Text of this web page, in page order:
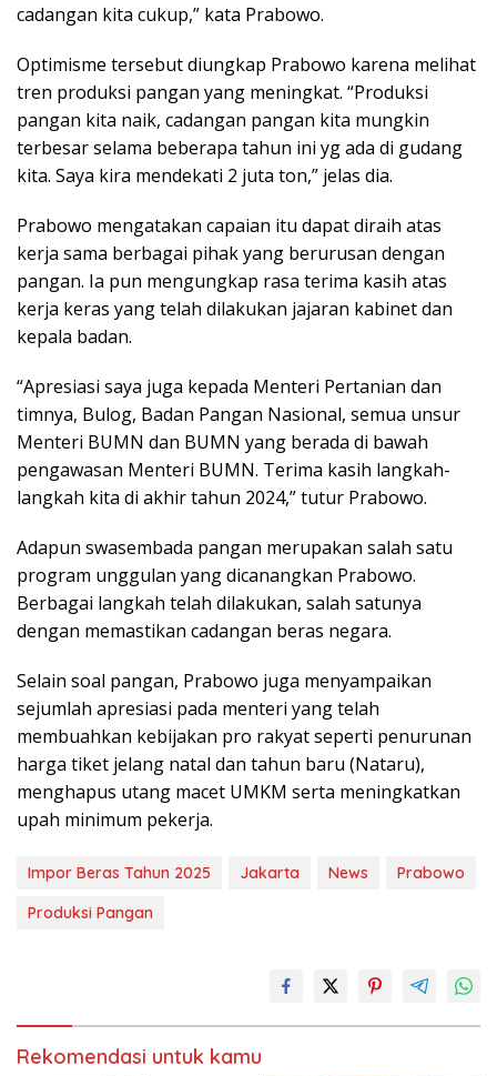
cadangan kita cukup,” kata Prabowo.
Optimisme tersebut diungkap Prabowo karena melihat
tren produksi pangan yang meningkat. “Produksi
pangan kita naik, cadangan pangan kita mungkin
terbesar selama beberapa tahun ini yg ada di gudang
kita. Saya kira mendekati 2 juta ton,” jelas dia.
Prabowo mengatakan capaian itu dapat diraih atas
kerja sama berbagai pihak yang berurusan dengan
pangan. Ia pun mengungkap rasa terima kasih atas
kerja keras yang telah dilakukan jajaran kabinet dan
kepala badan.
“Apresiasi saya juga kepada Menteri Pertanian dan
timnya, Bulog, Badan Pangan Nasional, semua unsur
Menteri BUMN dan BUMN yang berada di bawah
pengawasan Menteri BUMN. Terima kasih langkah-
langkah kita di akhir tahun 2024,” tutur Prabowo.
Adapun swasembada pangan merupakan salah satu
program unggulan yang dicanangkan Prabowo.
Berbagai langkah telah dilakukan, salah satunya
dengan memastikan cadangan beras negara.
Selain soal pangan, Prabowo juga menyampaikan
sejumlah apresiasi pada menteri yang telah
membuahkan kebijakan pro rakyat seperti penurunan
harga tiket jelang natal dan tahun baru (Nataru),
menghapus utang macet UMKM serta meningkatkan
upah minimum pekerja.
Impor Beras Tahun 2025 Jakarta News
Prabowo
Produksi Pangan
Rekomendasi untuk kamu